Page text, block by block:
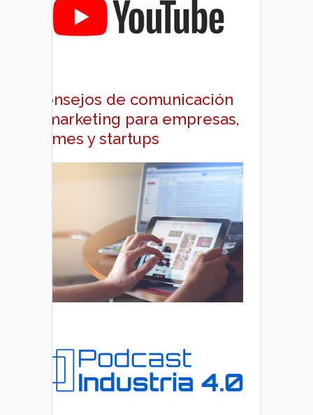
Consejos de comunicación
y marketing para empresas,
pymes y startups